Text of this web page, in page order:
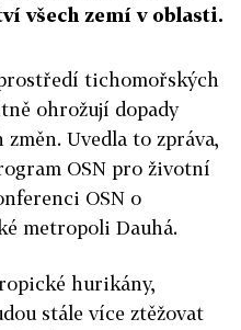
všech zemí v oblasti.
tichomořských
ohrožují dopady
Uvedla to zpráva,
OSN pro životní
OSN o
metropoli Dauhá.
hurikány,
stále více ztěžovat